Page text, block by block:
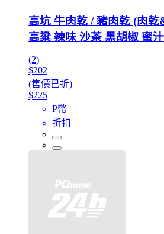
高坑 牛肉乾 / 豬肉乾 (肉
高粱 辣味 沙茶 黑胡椒 蜜汁
(2)
$202
(售價已折)
$225
P幣
折扣